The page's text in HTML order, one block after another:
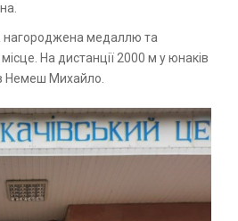
нагороджена медаллю та
На дистанції 2000 м у юнаків
Немеш Михайло.